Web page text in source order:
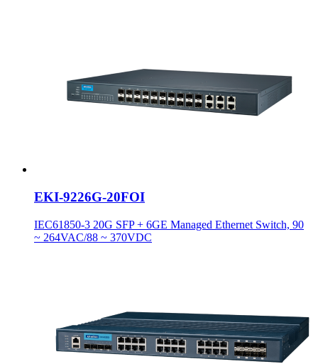
EKI-9226G-20FOI
IEC61850-3 20G SFP + 6GE Managed Ethernet Switch, 90
~ 264VAC/88 ~ 370VDC